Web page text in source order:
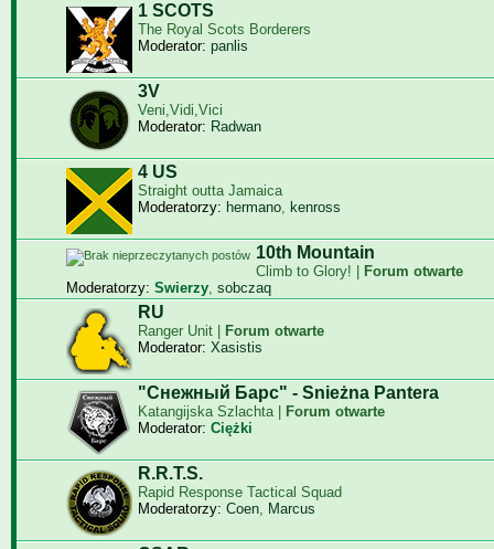
1 SCOTS
The Royal Scots Borderers
Moderator: panlis
3V
Veni,Vidi,Vici
Moderator: Radwan
4 US
Straight outta Jamaica
Moderatorzy: hermano, kenross
10th Mountain
Climb to Glory! |
Forum otwarte
Moderatorzy: Swierzy, sobczaq
RU
Ranger Unit |
Forum otwarte
Moderator: Xasistis
"Снежный Барс" - Snieżna Pantera
Katangijska Szlachta |
Forum otwarte
Moderator: Ciężki
R.R.T.S.
Rapid Response Tactical Squad
Moderatorzy: Coen, Marcus